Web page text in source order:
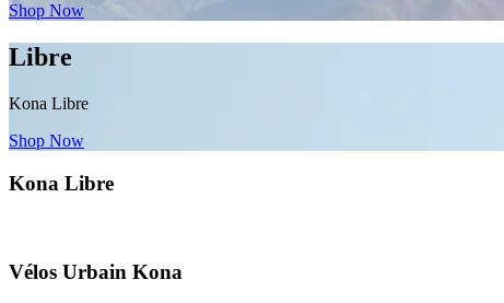
Shop Now
Libre
Kona Libre
Shop Now
Kona Libre
Vélos Urbain Kona